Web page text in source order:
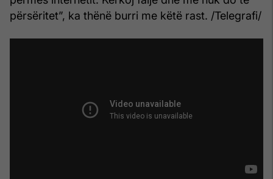
përsëritet”, ka thënë burri me këtë rast. /Telegrafi/